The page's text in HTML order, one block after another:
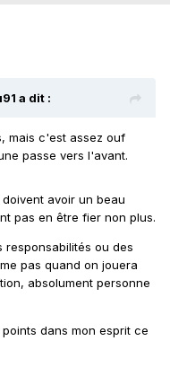
a dit :
mais c'est assez ouf
passe vers l'avant.
avoir un beau
pas en être fier non plus.
responsabilités ou des
pas quand on jouera
absolument personne
dans mon esprit ce